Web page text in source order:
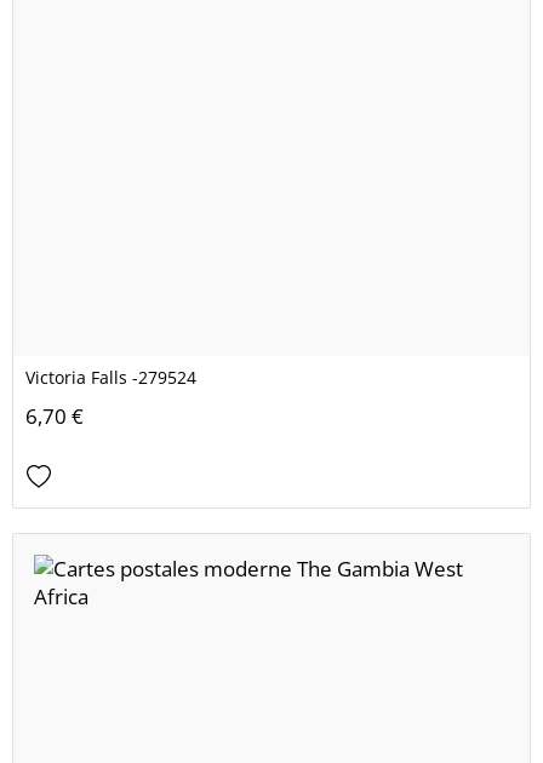
Victoria Falls -279524
6,70 €